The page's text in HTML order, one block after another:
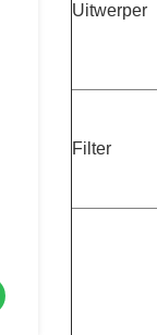
Uitwerper
Filter